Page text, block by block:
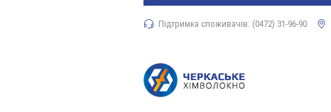
Підтримка споживачів: (0472) 31-96-90